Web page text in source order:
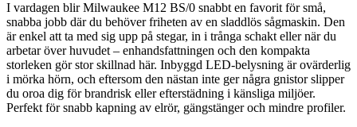
I vardagen blir Milwaukee M12 BS/0 snabbt en favorit för små,
snabba jobb där du behöver friheten av en sladdlös sågmaskin. Den
är enkel att ta med sig upp på stegar, in i trånga schakt eller när du
arbetar över huvudet – enhandsfattningen och den kompakta
storleken gör stor skillnad här. Inbyggd LED-belysning är ovärderlig
i mörka hörn, och eftersom den nästan inte ger några gnistor slipper
du oroa dig för brandrisk eller efterstädning i känsliga miljöer.
Perfekt för snabb kapning av elrör, gängstänger och mindre profiler.